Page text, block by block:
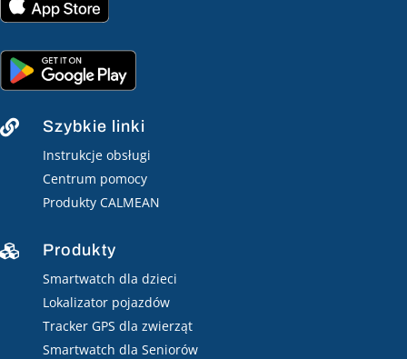
 Szybkie linki
Instrukcje obsługi
Centrum pomocy
Produkty CALMEAN
 Produkty
Smartwatch dla dzieci
Lokalizator pojazdów
Tracker GPS dla zwierząt
Smartwatch dla Seniorów